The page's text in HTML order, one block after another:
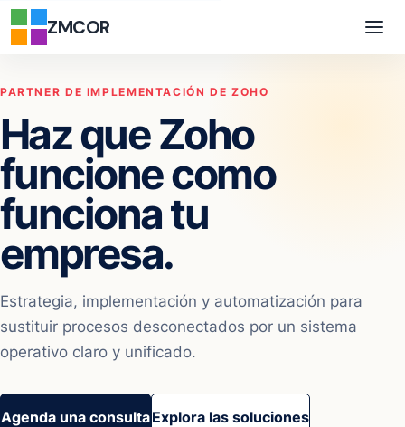
ZMCOR
PARTNER DE IMPLEMENTACIÓN DE ZOHO
Haz que Zoho
funcione como
funciona tu
empresa.
Estrategia, implementación y automatización para
sustituir procesos desconectados por un sistema
operativo claro y unificado.
Agenda una consultaExplora las soluciones